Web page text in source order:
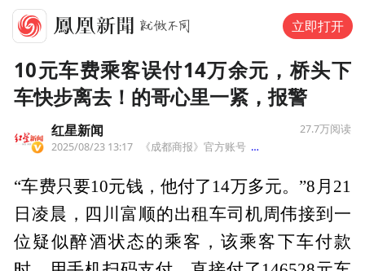
立即打开
10元车费乘客误付14万余元，桥头下
车快步离去！的哥心里一紧，报警
红星新闻
2025/08/23 13:17 《成都商报》官方账号 来自四川
27.7万阅读
“车费只要10元钱，他付了14万多元。”8月21
日凌晨，四川富顺的出租车司机周伟接到一
位疑似醉酒状态的乘客，该乘客下车付款